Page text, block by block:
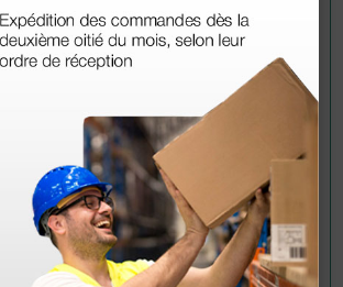
alguna duda? ¿Necesitas más
tu pregunta a los colegas que ya
producto.